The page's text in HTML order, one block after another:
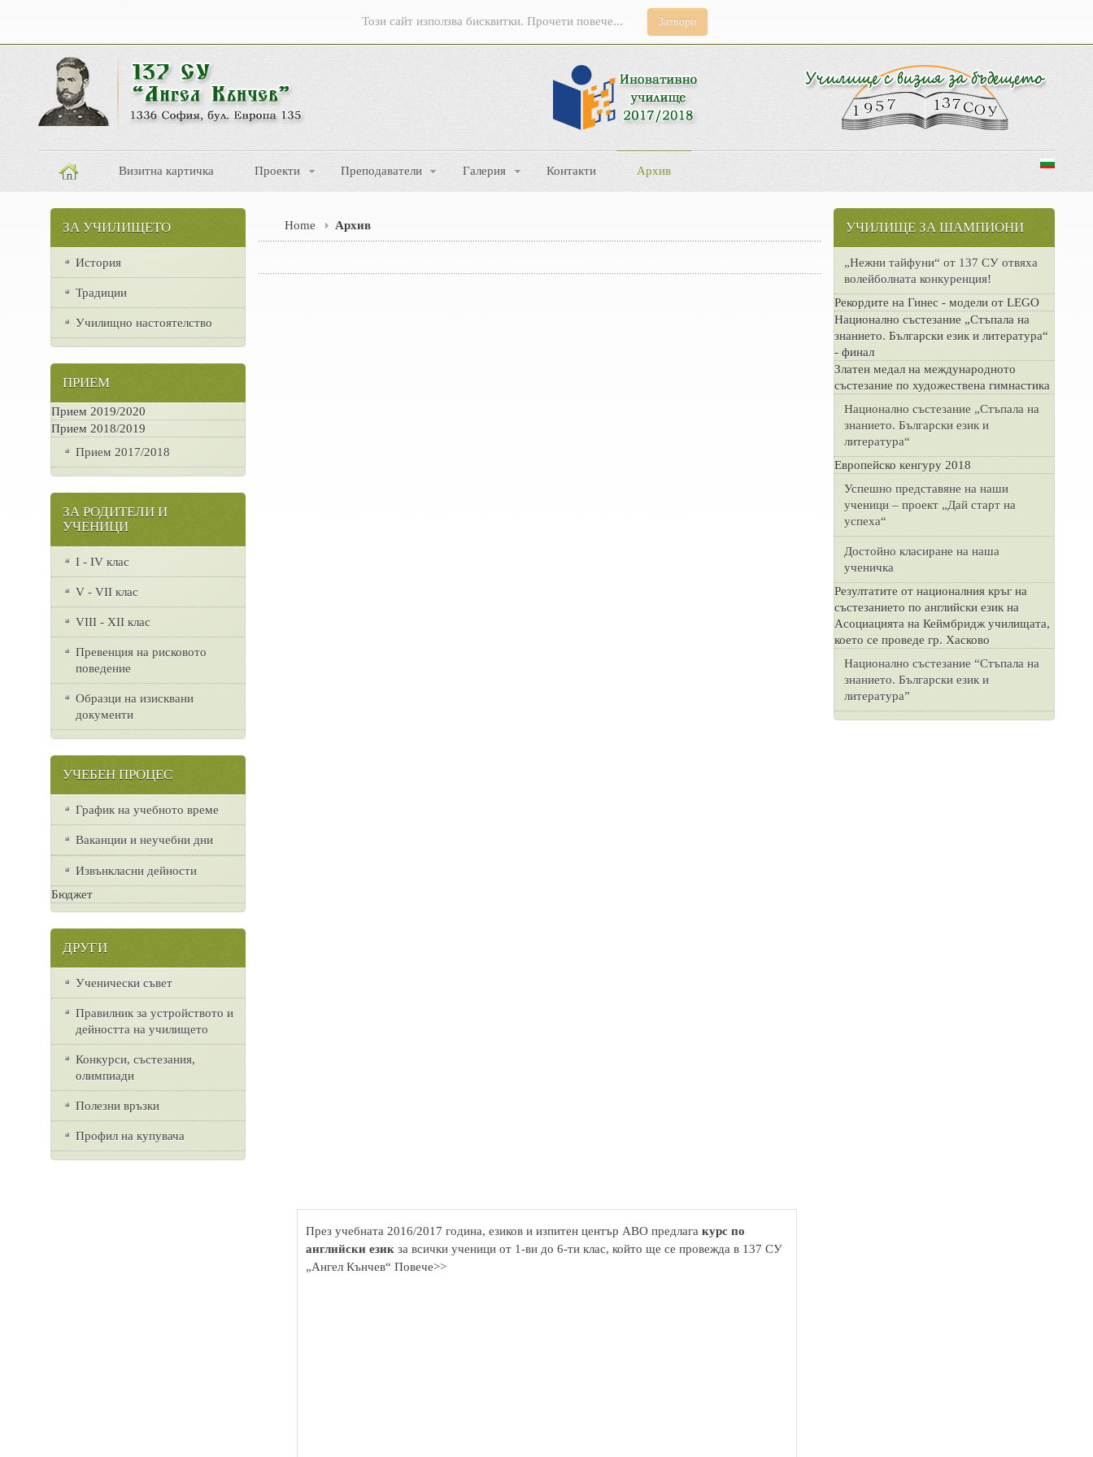
Този сайт използва бисквитки. Прочети повече... Затвори
Визитна картичка Проекти Преподаватели Галерия Контакти Архив
Home Архив
ЗА УЧИЛИЩЕТО
История
Традиции
Училищно настоятелство
ПРИЕМ
Прием 2019/2020
Прием 2018/2019
Прием 2017/2018
ЗА РОДИТЕЛИ И
УЧЕНИЦИ
I - IV клас
V - VII клас
VІІІ - ХІІ клас
Превенция на рисковото
поведение
Образци на изисквани
документи
УЧЕБЕН ПРОЦЕС
График на учебното време
Ваканции и неучебни дни
Извънкласни дейности
Бюджет
ДРУГИ
Ученически съвет
Правилник за устройството и
дейността на училището
Конкурси, състезания,
олимпиади
Полезни връзки
Профил на купувача
УЧИЛИЩЕ ЗА ШАМПИОНИ
„Нежни тайфуни“ от 137 СУ отвяха
волейболната конкуренция!
Рекордите на Гинес - модели от LEGO
Национално състезание „Стъпала на
знанието. Български език и литература“
- финал
Златен медал на международното
състезание по художествена гимнастика
Национално състезание „Стъпала на
знанието. Български език и
литература“
Европейско кенгуру 2018
Успешно представяне на наши
ученици – проект „Дай старт на
успеха“
Достойно класиране на наша
ученичка
Резултатите от националния кръг на
състезанието по английски език на
Асоциацията на Кеймбридж училищата,
което се проведе гр. Хасково
Национално състезание “Стъпала на
знанието. Български език и
литература”
През учебната 2016/2017 година, езиков и изпитен център АВО предлага курс по
английски език за всички ученици от 1-ви до 6-ти клас, който ще се провежда в 137 СУ
„Ангел Кънчев“ Повече>>